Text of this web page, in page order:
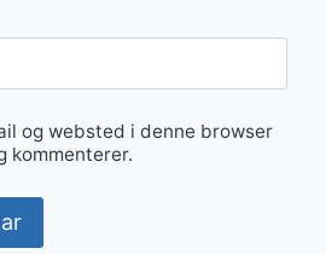
og websted i denne browser
kommenterer.